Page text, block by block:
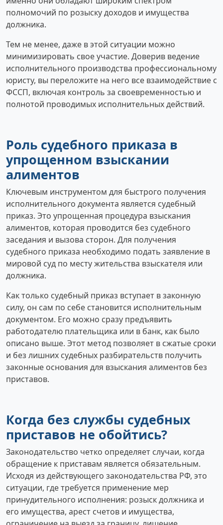
полномочий по розыску доходов и имущества
должника.
Тем не менее, даже в этой ситуации можно
минимизировать свое участие. Доверив ведение
исполнительного производства профессиональному
юристу, вы переложите на него все взаимодействие с
ФССП, включая контроль за своевременностью и
полнотой проводимых исполнительных действий.
Роль судебного приказа в
упрощенном взыскании
алиментов
Ключевым инструментом для быстрого получения
исполнительного документа является судебный
приказ. Это упрощенная процедура взыскания
алиментов, которая проводится без судебного
заседания и вызова сторон. Для получения
судебного приказа необходимо подать заявление в
мировой суд по месту жительства взыскателя или
должника.
Как только судебный приказ вступает в законную
силу, он сам по себе становится исполнительным
документом. Его можно сразу предъявить
работодателю плательщика или в банк, как было
описано выше. Этот метод позволяет в сжатые сроки
и без лишних судебных разбирательств получить
законные основания для взыскания алиментов без
приставов.
Когда без службы судебных
приставов не обойтись?
Законодательство четко определяет случаи, когда
обращение к приставам является обязательным.
Исходя из действующего законодательства РФ, это
ситуации, где требуется применение мер
принудительного исполнения: розыск должника и
его имущества, арест счетов и имущества,